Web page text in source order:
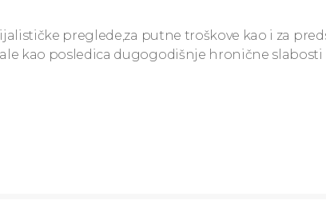
preglede,za putne troškove kao i za
kao posledica dugogodišnje hronične